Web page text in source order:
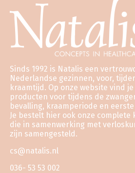
Sinds 1992 is Natalis een
Nederlandse gezinnen, voor,
kraamtijd. Op onze website vind
producten voor tijdens de
bevalling, kraamperiode en
Je bestelt hier ook onze complete
die in samenwerking met
zijn samengesteld.
cs@natalis.nl
036- 53 53 002